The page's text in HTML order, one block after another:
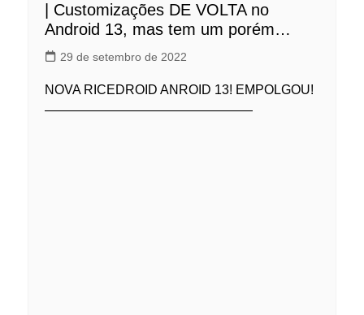
| Customizações DE VOLTA no
Android 13, mas tem um porém…
29 de setembro de 2022
NOVA RICEDROID ANROID 13! EMPOLGOU!
————————————————